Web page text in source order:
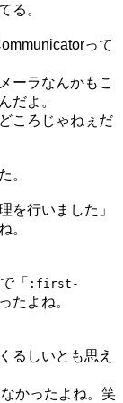
る。
って
ーラなんかもこ
だよ。
ころじゃねぇだ
。
を行いました」
。
「 :first-
たよね。
るしいとも思え
かったよね。笑